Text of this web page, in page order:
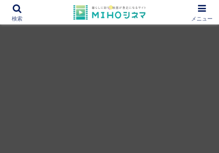
12000作品を紹介！あなたの映画図書館『MIHOシネマ』
検索 メニュー